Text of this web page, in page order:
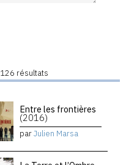
126 résultats
Entre les frontières
(2016)
parJulien Marsa